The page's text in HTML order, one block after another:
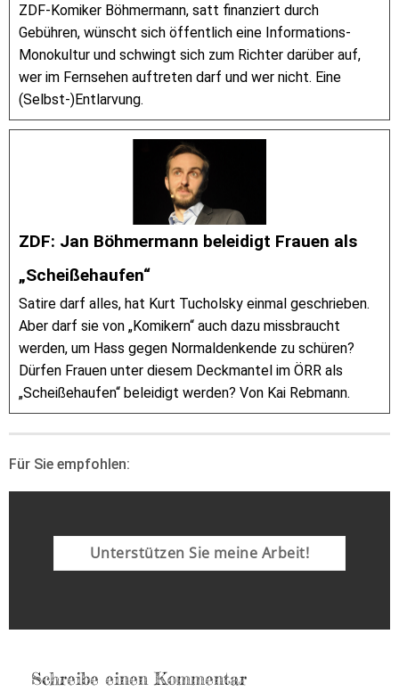
ZDF-Komiker Böhmermann, satt finanziert durch
Gebühren, wünscht sich öffentlich eine Informations-
Monokultur und schwingt sich zum Richter darüber auf,
wer im Fernsehen auftreten darf und wer nicht. Eine
(Selbst-)Entlarvung.
ZDF: Jan Böhmermann beleidigt Frauen als
„Scheißehaufen“
Satire darf alles, hat Kurt Tucholsky einmal geschrieben.
Aber darf sie von „Komikern“ auch dazu missbraucht
werden, um Hass gegen Normaldenkende zu schüren?
Dürfen Frauen unter diesem Deckmantel im ÖRR als
„Scheißehaufen“ beleidigt werden? Von Kai Rebmann.
Für Sie empfohlen:
Unterstützen Sie meine Arbeit!
Schreibe einen Kommentar